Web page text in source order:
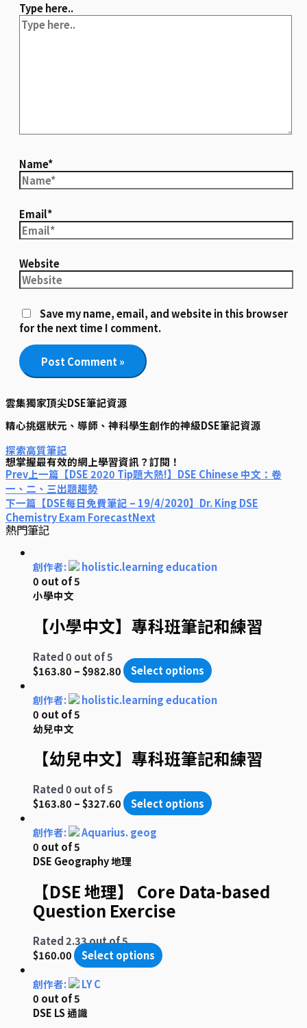
Type here..
Name*
Email*
Website
Save my name, email, and website in this browser
for the next time I comment.
雲集獨家頂尖DSE筆記資源
精心挑選狀元、導師、神科學生創作的神級DSE筆記資源
探索高質筆記
想掌握最有效的網上學習資訊？訂閱！
Prev 上一篇 【DSE 2020 Tip題大熱!】DSE Chinese 中文：卷
一、二、三出題趨勢
下一篇 【DSE每日免費筆記 – 19/4/2020】Dr. King DSE
Chemistry Exam ForecastNext
熱門筆記
創作者:
holistic.learning education
0 out of 5
小學中文
【小學中文】專科班筆記和練習
Rated0 out of 5
$163.80 –$982.80
Select options
創作者:
holistic.learning education
0 out of 5
幼兒中文
【幼兒中文】專科班筆記和練習
Rated0 out of 5
$163.80 –$327.60
Select options
創作者:
Aquarius. geog
0 out of 5
DSE Geography 地理
【DSE 地理】 Core Data-based
Question Exercise
Rated2.33out of 5
$160.00
Select options
創作者:
LY C
0 out of 5
DSE LS 通識